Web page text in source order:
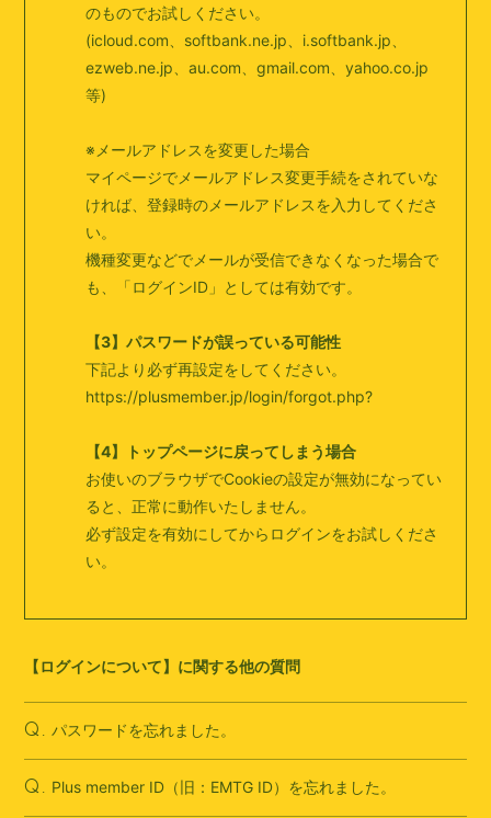
のものでお試しください。
(icloud.com、softbank.ne.jp、i.softbank.jp、
ezweb.ne.jp、au.com、gmail.com、yahoo.co.jp
等)
※メールアドレスを変更した場合
マイページでメールアドレス変更手続をされていな
ければ、登録時のメールアドレスを入力してくださ
い。
機種変更などでメールが受信できなくなった場合で
も、「ログインID」としては有効です。
【3】パスワードが誤っている可能性
下記より必ず再設定をしてください。
https://plusmember.jp/login/forgot.php?
【4】トップページに戻ってしまう場合
お使いのブラウザでCookieの設定が無効になってい
ると、正常に動作いたしません。
必ず設定を有効にしてからログインをお試しくださ
い。
【ログインについて】に関する他の質問
Q. パスワードを忘れました。
Q. Plus member ID（旧：EMTG ID）を忘れました。